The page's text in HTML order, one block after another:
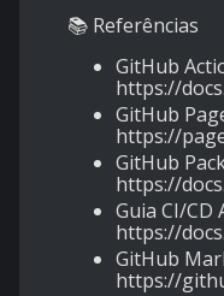
📚 Referências
GitHub
https://
GitHub
https://
GitHub
https://
Guia CI/CD
https://
GitHub
https://